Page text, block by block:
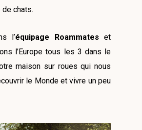
chats.
l’équipage Roammates et
l’Europe tous les 3 dans le
maison sur roues qui nous
le Monde et vivre un peu